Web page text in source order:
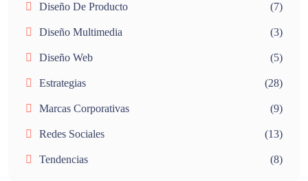
Diseño De Producto (7)
Diseño Multimedia (3)
Diseño Web (5)
Estrategias (28)
Marcas Corporativas (9)
Redes Sociales (13)
Tendencias (8)